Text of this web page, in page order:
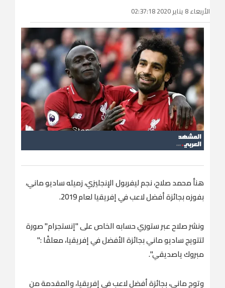
الأربعاء 8 يناير 2020 02:37:18
هنأ محمد صلاح، نجم ليفربول الإنجليزي، زميله ساديو ماني،
بفوزه بجائزة أفضل لاعب في إفريقيا لعام 2019.
ونشر صلاح عبر ستوري حسابه الخاص على "إنستجرام" صورة
لتتويج ساديو ماني بجائزة الأفضل في إفريقيا، معلقًا :"
مبروك ياصديقي".
وتوج ماني، بجائزة أفضل لاعب في إفريقيا، والمقدمة من